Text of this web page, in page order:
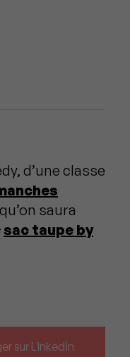
d’une classe
qu’on saura
sac taupe by
sur Linkedin